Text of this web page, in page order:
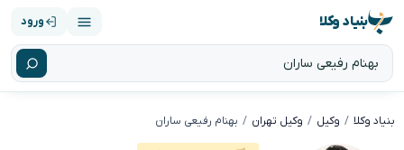
بنیاد وکلا ورود
بنیاد وکلا وکیل وکیل تهران بهنام رفیعی ساران